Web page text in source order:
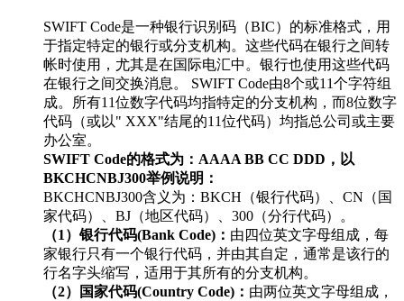
SWIFT Code是一种银行识别码（BIC）的标准格式，用
于指定特定的银行或分支机构。这些代码在银行之间转
帐时使用，尤其是在国际电汇中。银行也使用这些代码
在银行之间交换消息。 SWIFT Code由8个或11个字符组
成。所有11位数字代码均指特定的分支机构，而8位数字
代码（或以" XXX"结尾的11位代码）均指总公司或主要
办公室。
SWIFT Code的格式为：AAAA BB CC DDD，以
BKCHCNBJ300举例说明：
BKCHCNBJ300含义为：BKCH（银行代码）、CN（国
家代码）、BJ（地区代码）、300（分行代码）。
（1）银行代码(Bank Code)： 由四位英文字母组成，每
家银行只有一个银行代码，并由其自定，通常是该行的
行名字头缩写，适用于其所有的分支机构。
（2）国家代码(Country Code)： 由两位英文字母组成，